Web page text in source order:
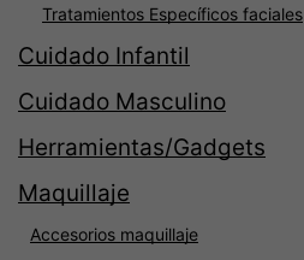
Tratamientos Específicos faciales
Cuidado Infantil
Cuidado Masculino
Herramientas/Gadgets
Maquillaje
Accesorios maquillaje